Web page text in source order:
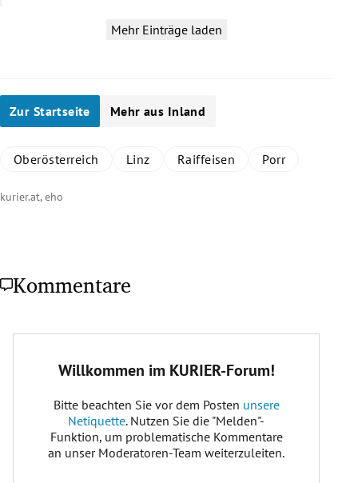
Mehr Einträge laden
Zur Startseite Mehr aus Inland
Oberösterreich Linz Raiffeisen Porr
kurier.at, eho
Kommentare